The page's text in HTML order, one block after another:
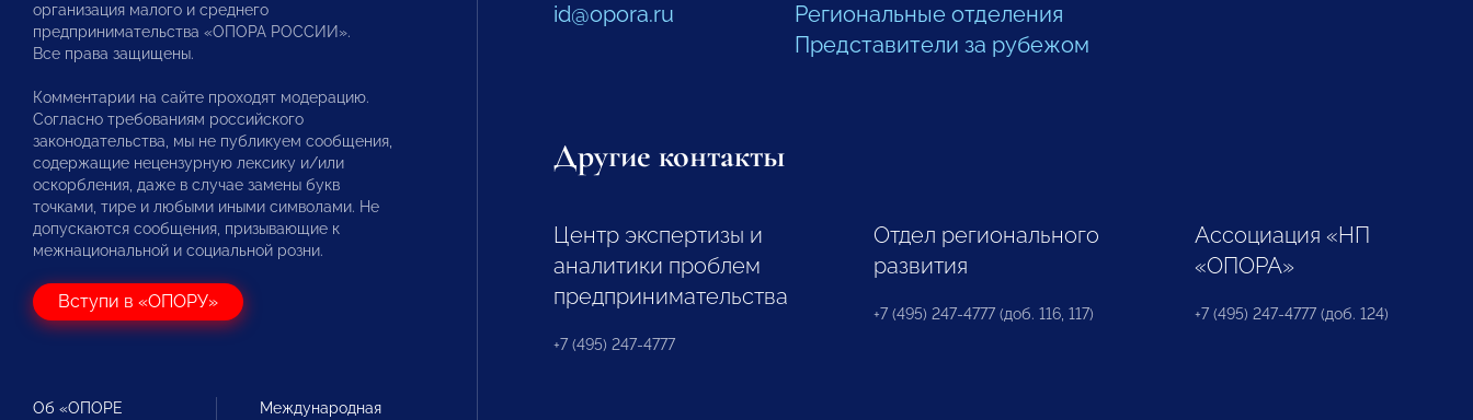
организация малого и среднего
предпринимательства «ОПОРА РОССИИ».
Все права защищены.
Комментарии на сайте проходят модерацию.
Согласно требованиям российского
законодательства, мы не публикуем сообщения,
содержащие нецензурную лексику и/или
оскорбления, даже в случае замены букв
точками, тире и любыми иными символами. Не
допускаются сообщения, призывающие к
межнациональной и социальной розни.
Вступи в «ОПОРУ»
Об «ОПОРЕ
Международная
id@opora.ru
Региональные отделения
Представители за рубежом
Другие контакты
Центр экспертизы и
аналитики проблем
предпринимательства
+7 (495) 247-4777
Отдел регионального
развития
+7 (495) 247-4777 (доб. 116, 117)
Ассоциация «НП
«ОПОРА»
+7 (495) 247-4777 (доб. 124)